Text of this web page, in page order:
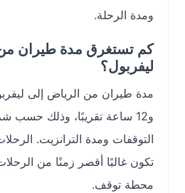
ومدة الرحلة.
كم تستغرق مدة طيران من
ليفربول؟
و12 ساعة تقريبًا، وذلك حسب شركة
التوقفات ومدة الترانزيت. الرحلات
تكون غالبًا أقصر زمنًا من الرحلات
محطة توقف.